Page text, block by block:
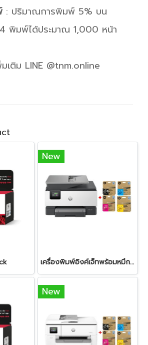
: ปริมาณการพิมพ์ 5% บน
พิมพ์ได้ประมาณ 1,000 หน้า
เติม LINE @tnm.online
New
เครื่องพิมพ์อิงค์เจ็ทพร้อมหมึก HP OfficeJet Pro 9120 + HP 938e BK/C/M/Y
New